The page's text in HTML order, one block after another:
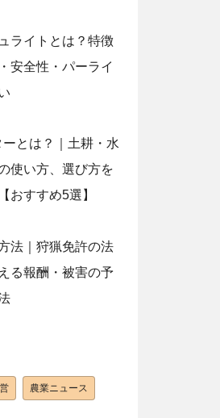
ライトとは？特徴
安全性・パーライ
ーとは？｜土耕・水
使い方、選び方を
おすすめ5選】
法｜狩猟免許の法
る報酬・被害の予
農業ニュース